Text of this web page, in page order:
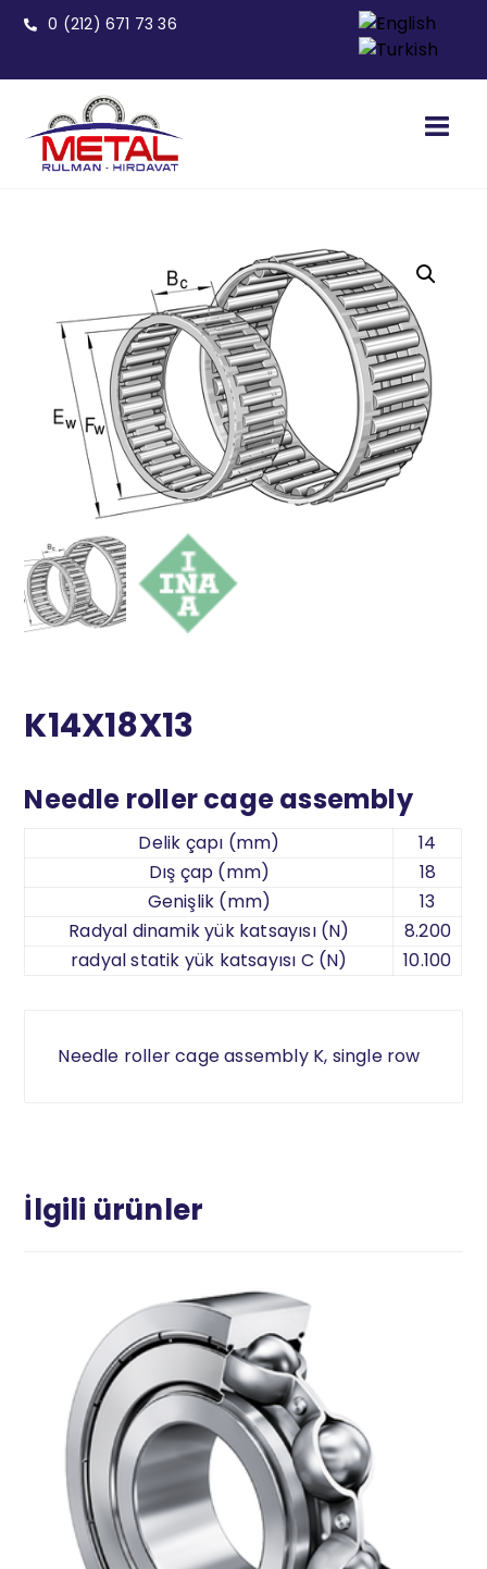
0 (212) 671 73 36
K14X18X13
Needle roller cage assembly
Delik çapı (mm)
14
Dış çap (mm)
18
Genişlik (mm)
13
Radyal dinamik yük katsayısı (N)
8.200
radyal statik yük katsayısı C (N)
10.100
Needle roller cage assembly K, single row
İlgili ürünler